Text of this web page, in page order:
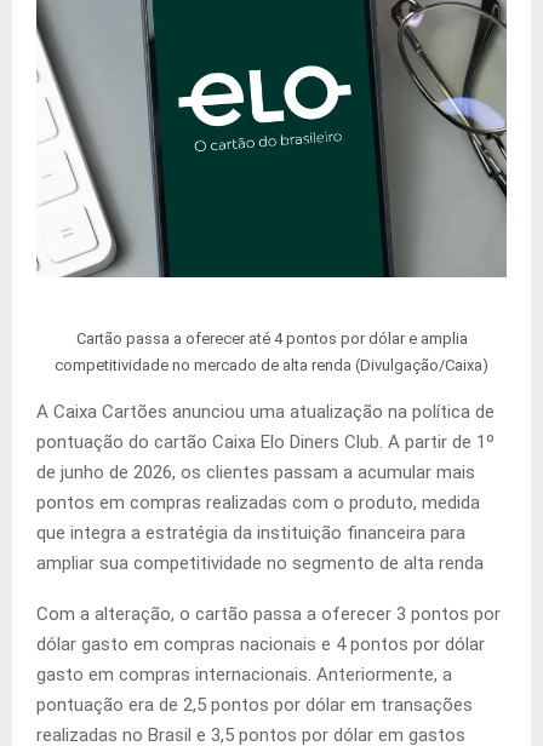
Cartão passa a oferecer até 4 pontos por dólar e amplia
competitividade no mercado de alta renda (Divulgação/Caixa)
A Caixa Cartões anunciou uma atualização na política de
pontuação do cartão Caixa Elo Diners Club. A partir de 1º
de junho de 2026, os clientes passam a acumular mais
pontos em compras realizadas com o produto, medida
que integra a estratégia da instituição financeira para
ampliar sua competitividade no segmento de alta renda
Com a alteração, o cartão passa a oferecer 3 pontos por
dólar gasto em compras nacionais e 4 pontos por dólar
gasto em compras internacionais. Anteriormente, a
pontuação era de 2,5 pontos por dólar em transações
realizadas no Brasil e 3,5 pontos por dólar em gastos